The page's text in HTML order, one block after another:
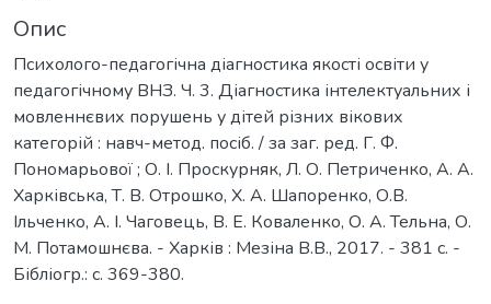
Опис
Психолого-педагогічна діагностика якості освіти у
педагогічному ВНЗ. Ч. 3. Діагностика інтелектуальних і
мовленнєвих порушень у дітей різних вікових
категорій : навч-метод. посіб. / за заг. ред. Г. Ф.
Пономарьової ; О. І. Проскурняк, Л. О. Петриченко, А. А.
Харківська, Т. В. Отрошко, Х. А. Шапоренко, О.В.
Ільченко, А. І. Чаговець, В. Е. Коваленко, О. А. Тельна, О.
М. Потамошнєва. - Харків : Мезіна В.В., 2017. - 381 с. -
Бібліогр.: с. 369-380.